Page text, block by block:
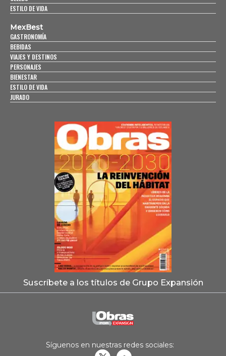
ESTILO DE VIDA
MexBest
GASTRONOMÍA
BEBIDAS
VIAJES Y DESTINOS
PERSONAJES
BIENESTAR
ESTILO DE VIDA
JURADO
Suscríbete a los títulos de Grupo Expansión
Síguenos en nuestras redes sociales: